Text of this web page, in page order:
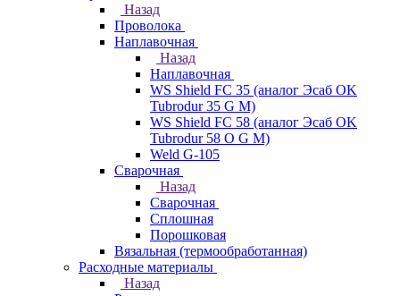
Назад
Проволока
Наплавочная
Назад
Наплавочная
WS Shield FC 35 (аналог Эсаб OK
Tubrodur 35 G M)
WS Shield FC 58 (аналог Эсаб OK
Tubrodur 58 O G M)
Weld G-105
Сварочная
Назад
Сварочная
Сплошная
Порошковая
Вязальная (термообработанная)
Расходные материалы
Назад